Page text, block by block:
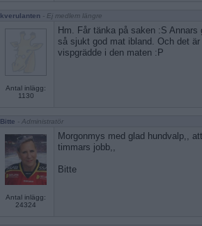
kverulanten - Ej medlem längre
Antal inlägg:
1130
Hm. Får tänka på saken :S
så sjukt god mat ibland. Och det
vispgrädde i den maten :P
Bitte - Administratör
Antal inlägg:
24324
Morgonmys med glad hundvalp,,
timmars jobb,,
Bitte